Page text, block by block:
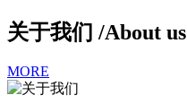
关于我们 /About us
MORE